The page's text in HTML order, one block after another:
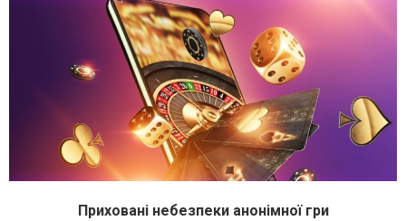
Приховані небезпеки анонімної гри